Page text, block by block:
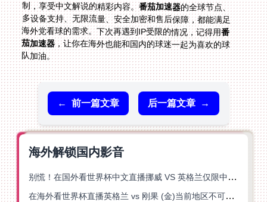
制，享受中文解说的精彩内容。番茄加速器的全球节点、
多设备支持、无限流量、安全加密和售后保障，都能满足
海外党看球的需求。下次再遇到IP受限的情况，记得用番
茄加速器，让你在海外也能和国内的球迷一起为喜欢的球
队加油。
← 前一篇文章 后一篇文章 →
海外解锁国内影音
别慌！在国外看世界杯中文直播挪威 VS 英格兰仅限中国大陆？这篇指南帮你搞定
在海外看世界杯直播英格兰 vs 刚果 (金)当前地区不可播放？这篇指南帮你突破所有限制